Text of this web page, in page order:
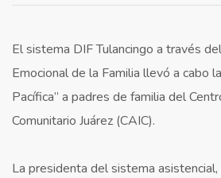
El sistema DIF Tulancingo a través
Emocional de la Familia llevó a cabo
Pacífica” a padres de familia del
Comunitario Juárez (CAIC).
La presidenta del sistema